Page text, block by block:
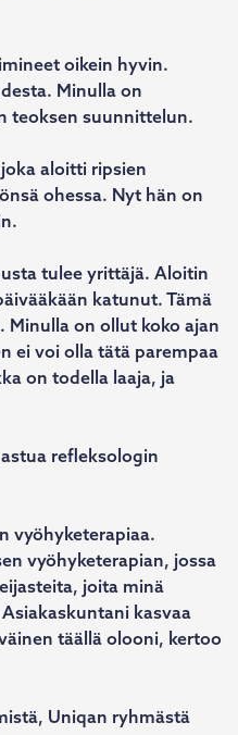
oikein hyvin.
Minulla on
teoksen suunnittelun.
aloitti ripsien
ohessa. Nyt hän on
tulee yrittäjä. Aloitin
katunut. Tämä
Minulla on ollut koko ajan
ei voi olla tätä parempaa
on todella laaja, ja
refleksologin
vyöhyketerapiaa.
vyöhyketerapian, jossa
joita minä
kasvaa
täällä olooni, kertoo
Uniqan ryhmästä